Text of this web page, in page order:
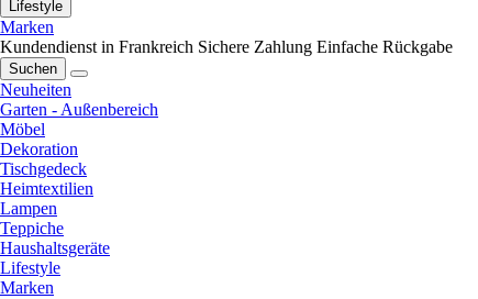
Lifestyle
Marken
Kundendienst in Frankreich Sichere Zahlung Einfache Rückgabe
Suchen
Neuheiten
Garten - Außenbereich
Möbel
Dekoration
Tischgedeck
Heimtextilien
Lampen
Teppiche
Haushaltsgeräte
Lifestyle
Marken